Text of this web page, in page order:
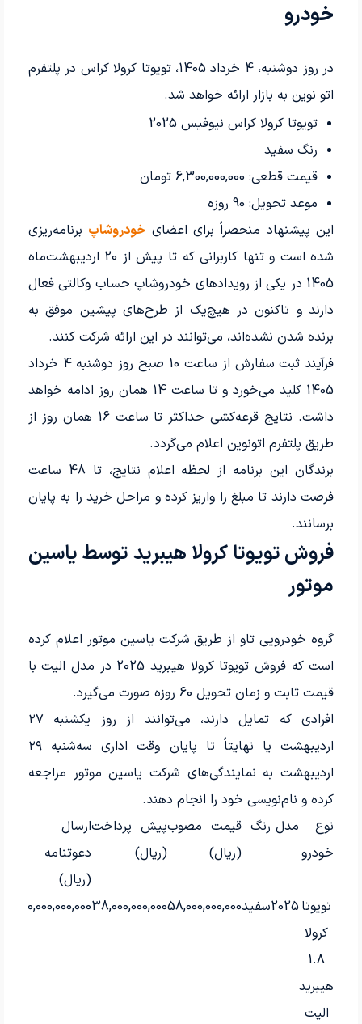
خودرو
در روز دوشنبه، 4 خرداد 1405، تویوتا کرولا کراس در پلتفرم
اتو نوین به بازار ارائه خواهد شد.
تویوتا کرولا کراس نیوفیس 2025
رنگ سفید
قیمت قطعی: 6,300,000,000 تومان
موعد تحویل: 90 روزه
این پیشنهاد منحصراً برای اعضای خودروشاپ برنامه‌ریزی
شده است و تنها کاربرانی که تا پیش از 20 اردیبهشت‌ماه
1405 در یکی از رویدادهای خودروشاپ حساب وکالتی فعال
دارند و تاکنون در هیچ‌یک از طرح‌های پیشین موفق به
برنده شدن نشده‌اند، می‌توانند در این ارائه شرکت کنند.
فرآیند ثبت سفارش از ساعت 10 صبح روز دوشنبه 4 خرداد
1405 کلید می‌خورد و تا ساعت 14 همان روز ادامه خواهد
داشت. نتایج قرعه‌کشی حداکثر تا ساعت 16 همان روز از
طریق پلتفرم اتونوین اعلام می‌گردد.
برندگان این برنامه از لحظه اعلام نتایج، تا 48 ساعت
فرصت دارند تا مبلغ را واریز کرده و مراحل خرید را به پایان
برسانند.
فروش تویوتا کرولا هیبرید توسط یاسین
موتور
گروه خودرویی تاو از طریق شرکت یاسین موتور اعلام کرده
است که فروش تویوتا کرولا هیبرید 2025 در مدل الیت با
قیمت ثابت و زمان تحویل 60 روزه صورت می‌گیرد.
افرادی که تمایل دارند، می‌توانند از روز یکشنبه ۲۷
اردیبهشت یا نهایتاً تا پایان وقت اداری سه‌شنبه ۲۹
اردیبهشت به نمایندگی‌های شرکت یاسین موتور مراجعه
کرده و نام‌نویسی خود را انجام دهند.
نوع
خودرو
مدل رنگ قیمت مصوب
(ریال)
پیش پرداخت
(ریال)
ارسال
دعوتنامه
(ریال)
تویوتا
کرولا
1.8
هیبرید
الیت
2025سفید58,000,000,000
38,000,000,000
20,000,000,000